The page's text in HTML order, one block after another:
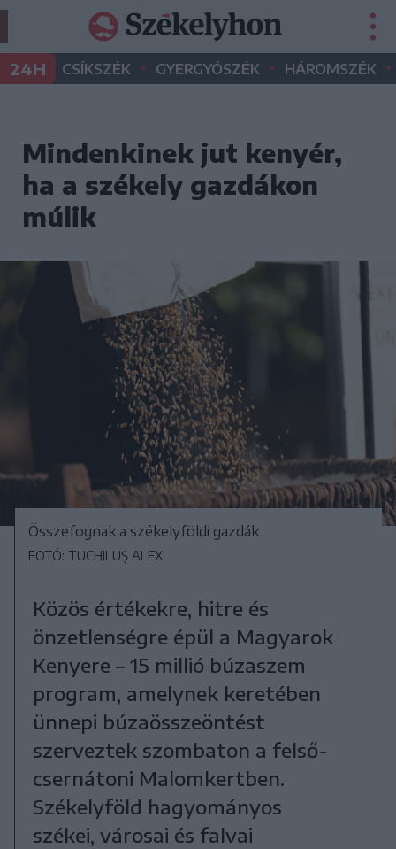
24H CSÍKSZÉK • GYERGYÓSZÉK • HÁROMSZÉK •
Mindenkinek jut kenyér,
ha a székely gazdákon
múlik
Összefognak a székelyföldi gazdák
FOTÓ: TUCHILUȘ ALEX
Közös értékekre, hitre és
önzetlenségre épül a Magyarok
Kenyere – 15 millió búzaszem
program, amelynek keretében
ünnepi búzaösszeöntést
szerveztek szombaton a felső-
csernátoni Malomkertben.
Székelyföld hagyományos
székei, városai és falvai